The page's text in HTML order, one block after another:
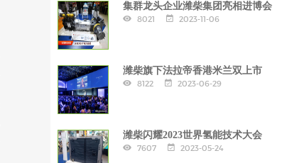
集群龙头企业潍柴集团亮相进博会
8021 2023-11-06
潍柴旗下法拉帝香港米兰双上市
8122 2023-06-29
潍柴闪耀2023世界氢能技术大会
7607 2023-05-24